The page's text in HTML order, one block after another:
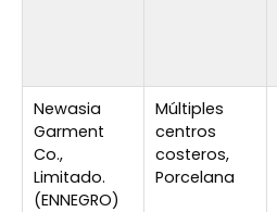
Newasia
Garment
Co.,
Limitado.
(ENNEGRO)
Múltiples
centros
costeros,
Porcelana